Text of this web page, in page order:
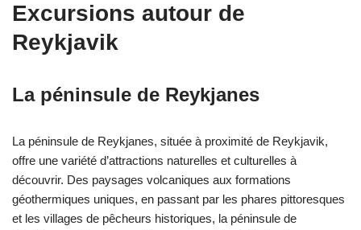
Excursions autour de
Reykjavik
La péninsule de Reykjanes
La péninsule de Reykjanes, située à proximité de Reykjavik,
offre une variété d’attractions naturelles et culturelles à
découvrir. Des paysages volcaniques aux formations
géothermiques uniques, en passant par les phares pittoresques
et les villages de pêcheurs historiques, la péninsule de